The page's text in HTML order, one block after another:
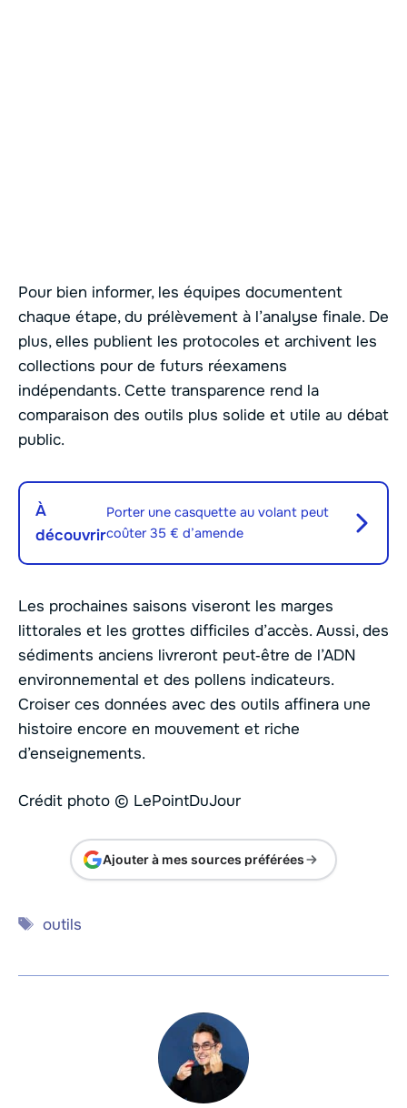
Pour bien informer, les équipes documentent
chaque étape, du prélèvement à l’analyse finale. De
plus, elles publient les protocoles et archivent les
collections pour de futurs réexamens
indépendants. Cette transparence rend la
comparaison des outils plus solide et utile au débat
public.
À
découvrir
Porter une casquette au volant peut
coûter 35 € d’amende
Les prochaines saisons viseront les marges
littorales et les grottes difficiles d’accès. Aussi, des
sédiments anciens livreront peut‑être de l’ADN
environnemental et des pollens indicateurs.
Croiser ces données avec des outils affinera une
histoire encore en mouvement et riche
d’enseignements.
Crédit photo © LePointDuJour
Ajouter à mes sources préférées
Étiquettes
outils